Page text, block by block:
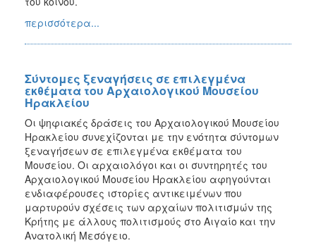
περισσότερα...
Σύντομες ξεναγήσεις σε επιλεγμένα
εκθέματα του Αρχαιολογικού Μουσείου
Ηρακλείου
Οι ψηφιακές δράσεις του Αρχαιολογικού Μουσείου
Ηρακλείου συνεχίζονται με την ενότητα σύντομων
ξεναγήσεων σε επιλεγμένα εκθέματα του
Μουσείου. Οι αρχαιολόγοι και οι συντηρητές του
Αρχαιολογικού Μουσείου Ηρακλείου αφηγούνται
ενδιαφέρουσες ιστορίες αντικειμένων που
μαρτυρούν σχέσεις των αρχαίων πολιτισμών της
Κρήτης με άλλους πολιτισμούς στο Αιγαίο και την
Ανατολική Μεσόγειο.